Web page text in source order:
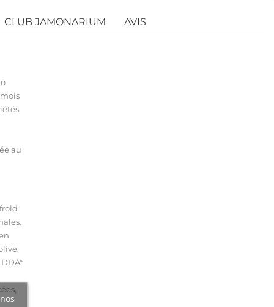
CLUB JAMONARIUM AVIS
au